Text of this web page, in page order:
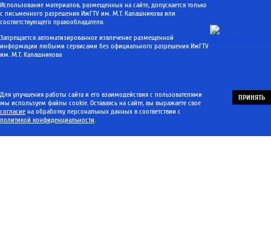
Использование материалов, размещенных на сайте, допускается только
с письменного разрешения ИжГТУ им. М.Т. Калашникова или
соответствующего правообладателя.
Запрещается автоматизированное извлечение размещенной
информации любыми сервисами без официального разрешения ИжГТУ
им. М.Т. Калашникова
Для улучшения работы сайта и его взаимодействия с пользователями
мы используем файлы cookie. Оставаясь на сайте, вы выражаете свое
согласие на обработку персональных данных в соответствии с
политикой конфиденциальности.
ПРИНЯТЬ